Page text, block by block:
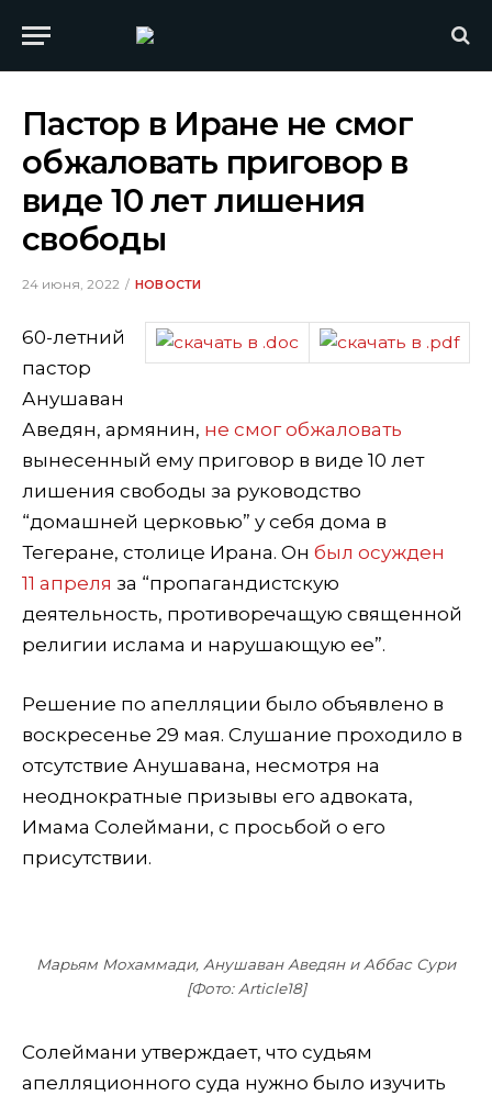
Пастор в Иране не смог
обжаловать приговор в
виде 10 лет лишения
свободы
24 июня, 2022 НОВОСТИ
60-летний
пастор
Анушаван
Аведян, армянин, не смог обжаловать
вынесенный ему приговор в виде 10 лет
лишения свободы за руководство
“домашней церковью” у себя дома в
Тегеране, столице Ирана. Он был осужден
11 апреля за “пропагандистскую
деятельность, противоречащую священной
религии ислама и нарушающую ее”.
Решение по апелляции было объявлено в
воскресенье 29 мая. Слушание проходило в
отсутствие Анушавана, несмотря на
неоднократные призывы его адвоката,
Имама Солеймани, с просьбой о его
присутствии.
Марьям Мохаммади, Анушаван Аведян и Аббас Сури
[Фото: Article18]
Солеймани утверждает, что судьям
апелляционного суда нужно было изучить